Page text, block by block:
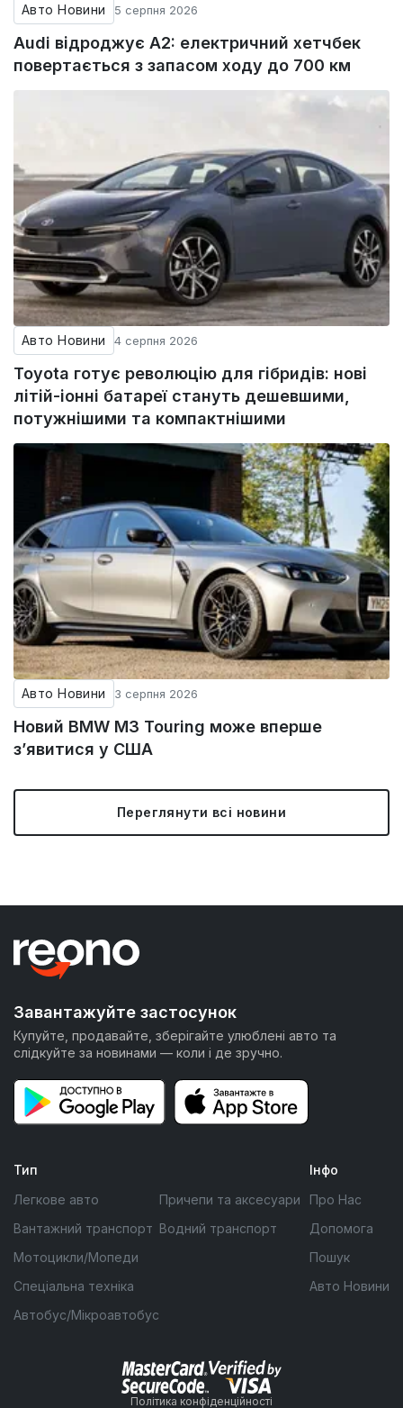
Авто Новини 5 серпня 2026
Audi відроджує A2: електричний хетчбек
повертається з запасом ходу до 700 км
Авто Новини 4 серпня 2026
Toyota готує революцію для гібридів: нові
літій-іонні батареї стануть дешевшими,
потужнішими та компактнішими
Авто Новини 3 серпня 2026
Новий BMW M3 Touring може вперше
з’явитися у США
Переглянути всі новини
Завантажуйте застосунок
Купуйте, продавайте, зберігайте улюблені авто та
слідкуйте за новинами — коли і де зручно.
Тип
Легкове авто
Вантажний транспорт
Мотоцикли/Мопеди
Спеціальна техніка
Автобус/Мікроавтобус
Причепи та аксесуари
Водний транспорт
Інфо
Про Нас
Допомога
Пошук
Авто Новини
Політика конфіденційності